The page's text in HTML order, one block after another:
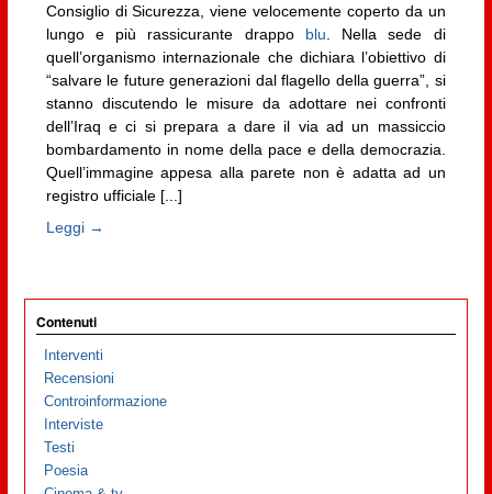
Consiglio di Sicurezza, viene velocemente coperto da un
lungo e più rassicurante drappo blu . Nella sede di
quell’organismo internazionale che dichiara l’obiettivo di
“salvare le future generazioni dal flagello della guerra”, si
stanno discutendo le misure da adottare nei confronti
dell’Iraq e ci si prepara a dare il via ad un massiccio
bombardamento in nome della pace e della democrazia.
Quell’immagine appesa alla parete non è adatta ad un
registro ufficiale [...]
Leggi →
Contenuti
Interventi
Recensioni
Controinformazione
Interviste
Testi
Poesia